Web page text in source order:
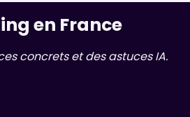
en France
concrets et des astuces IA.